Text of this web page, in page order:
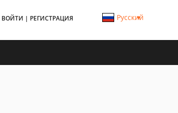
ВОЙТИ | РЕГИСТРАЦИЯ Русский